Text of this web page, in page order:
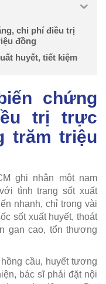
chi phí điều trị
đồng
huyết, tiết kiệm
chứng
trị trực
trăm triệu
ghi nhận một nam
tình trạng sốt xuất
nhanh, chỉ trong vài
sốt xuất huyết, thoát
gan cao, tổn thương
cầu, huyết tương
bác sĩ phải đặt nội